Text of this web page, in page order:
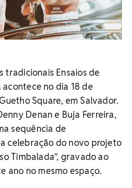
tradicionais Ensaios de
no dia 18 de
Square, em Salvador.
Denan e Buja Ferreira,
sequência de
celebração do novo projeto
Timbalada”, gravado ao
ano no mesmo espaço.